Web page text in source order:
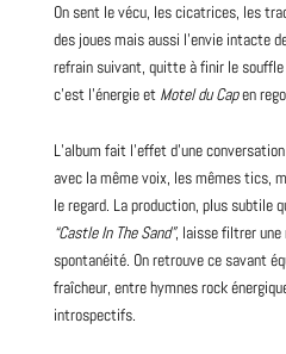
On sent le vécu, les cicatrices, les
des joues mais aussi l’envie intacte
refrain suivant, quitte à finir le
c’est l’énergie et Motel du Capen
L’album fait l’effet d’une
avec la même voix, les mêmes tics,
le regard. La production, plus subtile
“Castle In The Sand”, laisse filtrer une
spontanéité. On retrouve ce savant
fraîcheur, entre hymnesrock
introspectifs.